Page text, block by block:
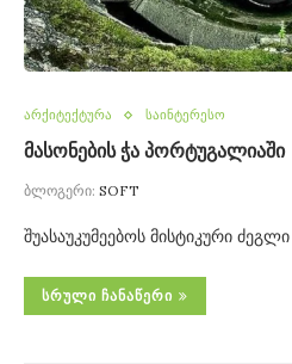
არქიტექტურა საინტერესო
მასონების ჭა პორტუგალიაში
ბლოგერი: SOFT
შუასაუკუმეებოს მისტიკური ძეგლი
ᲡᲠᲣᲚᲘ ᲩᲐᲜᲐᲬᲔᲠᲘ